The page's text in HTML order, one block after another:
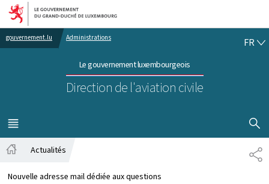
Aller au menu principal
Aller au contenu
gouvernement.lu Administrations
Le gouvernement luxembourgeois
Direction de l'aviation civile
FR
MENU
PRINCIPAL
Actualités
Nouvelle adresse mail dédiée aux questions